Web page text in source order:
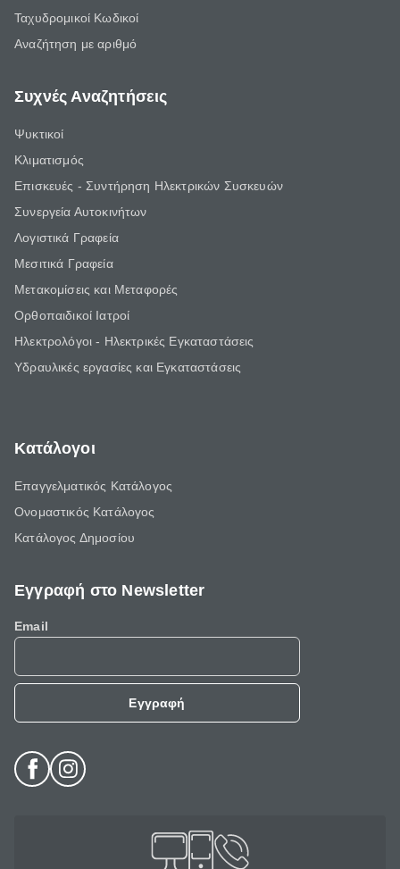
Ταχυδρομικοί Κωδικοί
Αναζήτηση με αριθμό
Συχνές Αναζητήσεις
Ψυκτικοί
Κλιματισμός
Επισκευές - Συντήρηση Ηλεκτρικών Συσκευών
Συνεργεία Αυτοκινήτων
Λογιστικά Γραφεία
Μεσιτικά Γραφεία
Μετακομίσεις και Μεταφορές
Ορθοπαιδικοί Ιατροί
Ηλεκτρολόγοι - Ηλεκτρικές Εγκαταστάσεις
Υδραυλικές εργασίες και Εγκαταστάσεις
Κατάλογοι
Επαγγελματικός Κατάλογος
Ονομαστικός Κατάλογος
Κατάλογος Δημοσίου
Εγγραφή στο Newsletter
Email
Εγγραφή